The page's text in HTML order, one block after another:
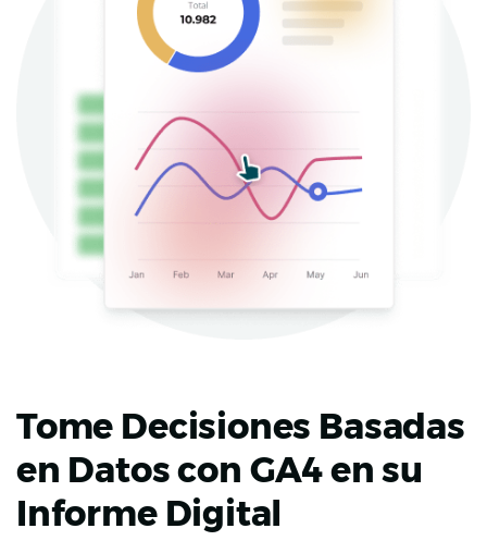
Tome Decisiones Basadas
en Datos con GA4 en su
Informe Digital